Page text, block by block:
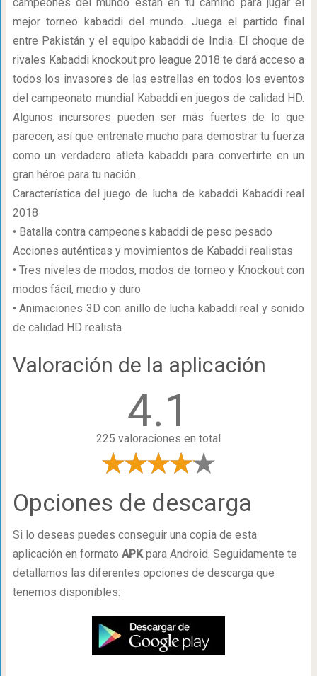
mejor torneo kabaddi del mundo. Juega el partido final
entre Pakistán y el equipo kabaddi de India. El choque de
rivales Kabaddi knockout pro league 2018 te dará acceso a
todos los invasores de las estrellas en todos los eventos
del campeonato mundial Kabaddi en juegos de calidad HD.
Algunos incursores pueden ser más fuertes de lo que
parecen, así que entrenate mucho para demostrar tu fuerza
como un verdadero atleta kabaddi para convertirte en un
gran héroe para tu nación.
Característica del juego de lucha de kabaddi Kabaddi real
2018
• Batalla contra campeones kabaddi de peso pesado
Acciones auténticas y movimientos de Kabaddi realistas
• Tres niveles de modos, modos de torneo y Knockout con
modos fácil, medio y duro
• Animaciones 3D con anillo de lucha kabaddi real y sonido
de calidad HD realista
Valoración de la aplicación
4.1
225 valoraciones en total
Opciones de descarga
Si lo deseas puedes conseguir una copia de esta
aplicación en formato APKpara Android. Seguidamente te
detallamos las diferentes opciones de descarga que
tenemos disponibles: